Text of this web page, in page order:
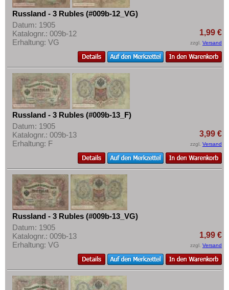
Russland - 3 Rubles (#009b-12_VG)
Datum: 1905
Katalognr.: 009b-12
Erhaltung: VG
1,99 €
zzgl. Versand
Russland - 3 Rubles (#009b-13_F)
Datum: 1905
Katalognr.: 009b-13
Erhaltung: F
3,99 €
zzgl. Versand
Russland - 3 Rubles (#009b-13_VG)
Datum: 1905
Katalognr.: 009b-13
Erhaltung: VG
1,99 €
zzgl. Versand